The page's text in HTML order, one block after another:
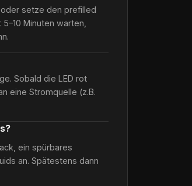
setze den prefilled
Minuten warten,
Sobald die LED rot
eine Stromquelle (z.B.
ein spürbares
an. Spätestens dann